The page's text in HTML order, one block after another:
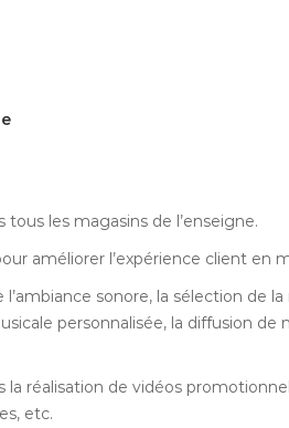
les magasins de l’enseigne.
améliorer l’expérience client en
sonore, la sélection de
personnalisée, la diffusion de
la réalisation de vidéos
etc.